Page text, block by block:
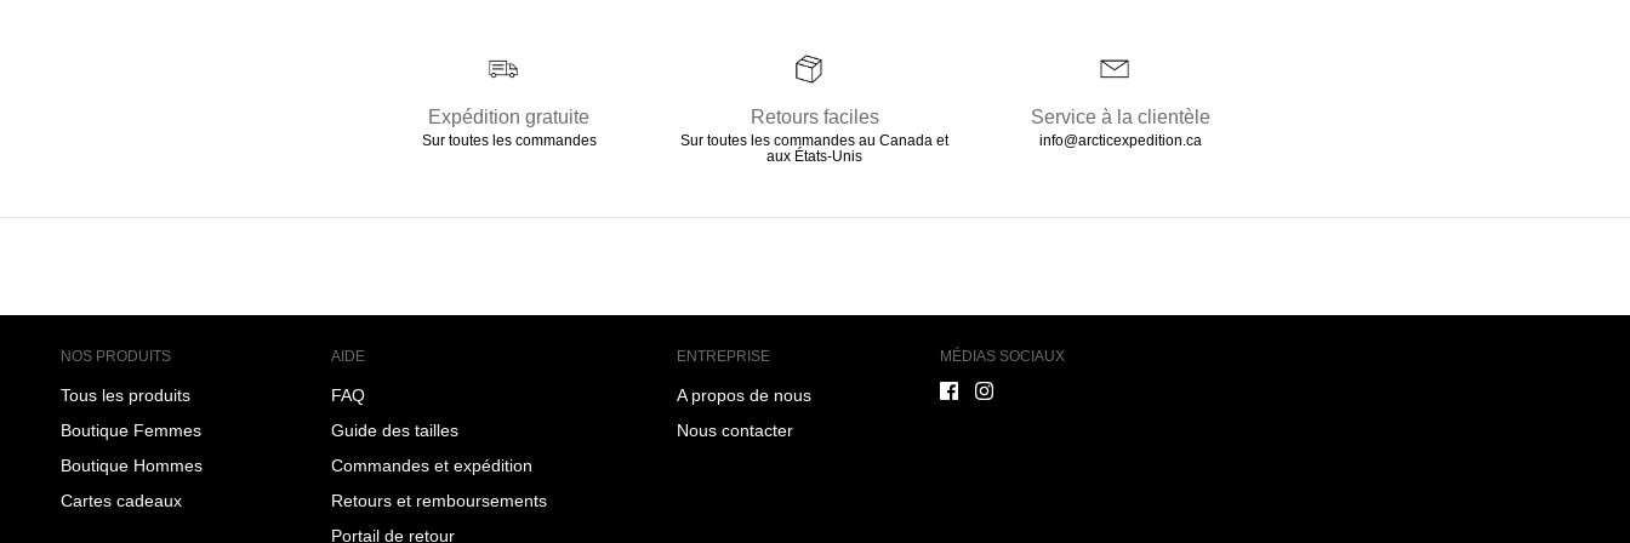
Expédition gratuite
Sur toutes les commandes
Retours faciles
Sur toutes les commandes au Canada et
aux États-Unis
Service à la clientèle
info@arcticexpedition.ca
NOS PRODUITS
Tous les produits
Boutique Femmes
Boutique Hommes
Cartes cadeaux
AIDE
FAQ
Guide des tailles
Commandes et expédition
Retours et remboursements
Portail de retour
ENTREPRISE
A propos de nous
Nous contacter
MÉDIAS SOCIAUX